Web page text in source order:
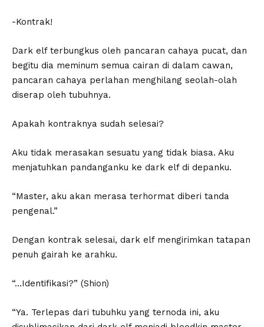
-Kontrak!
Dark elf terbungkus oleh pancaran cahaya pucat, dan
begitu dia meminum semua cairan di dalam cawan,
pancaran cahaya perlahan menghilang seolah-olah
diserap oleh tubuhnya.
Apakah kontraknya sudah selesai?
Aku tidak merasakan sesuatu yang tidak biasa. Aku
menjatuhkan pandanganku ke dark elf di depanku.
“Master, aku akan merasa terhormat diberi tanda
pengenal.”
Dengan kontrak selesai, dark elf mengirimkan tatapan
penuh gairah ke arahku.
“…Identifikasi?” (Shion)
“Ya. Terlepas dari tubuhku yang ternoda ini, aku